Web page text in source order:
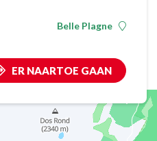
Belle Plagne
ER NAARTOE GAAN